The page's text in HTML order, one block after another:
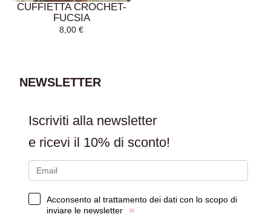
CUFFIETTA CROCHET-
FUCSIA
8,00€
NEWSLETTER
Iscriviti alla newsletter
e ricevi il 10% di sconto!
Acconsento al trattamento dei dati con lo scopo di
inviare le newsletter
»